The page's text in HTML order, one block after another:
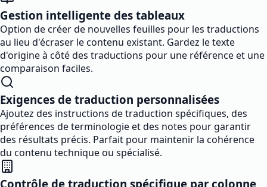
Gestion intelligente des tableaux
Option de créer de nouvelles feuilles pour les traductions
au lieu d'écraser le contenu existant. Gardez le texte
d'origine à côté des traductions pour une référence et une
comparaison faciles.
Exigences de traduction personnalisées
Ajoutez des instructions de traduction spécifiques, des
préférences de terminologie et des notes pour garantir
des résultats précis. Parfait pour maintenir la cohérence
du contenu technique ou spécialisé.
Contrôle de traduction spécifique par colonne